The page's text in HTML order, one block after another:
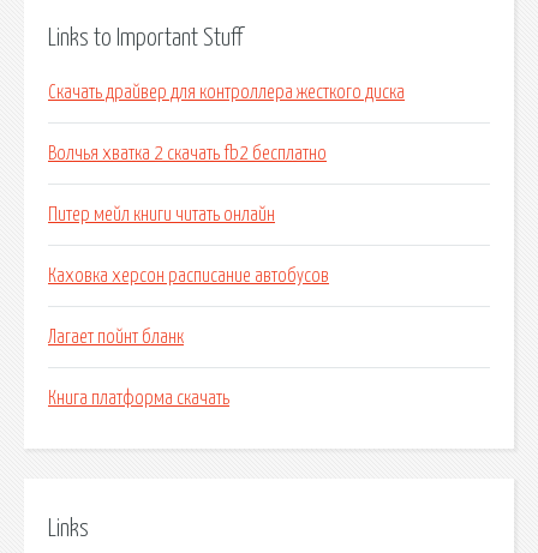
Links to Important Stuff
Скачать драйвер для контроллера жесткого диска
Волчья хватка 2 скачать fb2 бесплатно
Питер мейл книги читать онлайн
Каховка херсон расписание автобусов
Лагает пойнт бланк
Книга платформа скачать
Links